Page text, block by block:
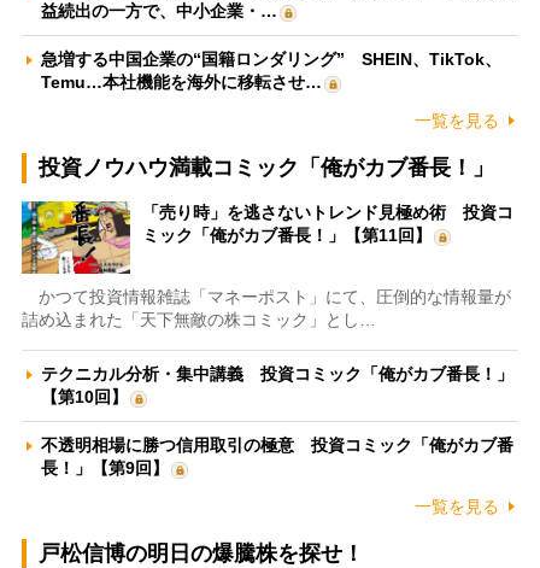
益続出の一方で、中小企業・…
急増する中国企業の“国籍ロンダリング” SHEIN、TikTok、
Temu…本社機能を海外に移転させ…
一覧を見る
投資ノウハウ満載コミック「俺がカブ番長！」
「売り時」を逃さないトレンド見極め術 投資コ
ミック「俺がカブ番長！」【第11回】
かつて投資情報雑誌「マネーポスト」にて、圧倒的な情報量が
詰め込まれた「天下無敵の株コミック」とし…
テクニカル分析・集中講義 投資コミック「俺がカブ番長！」
【第10回】
不透明相場に勝つ信用取引の極意 投資コミック「俺がカブ番
長！」【第9回】
一覧を見る
戸松信博の明日の爆騰株を探せ！